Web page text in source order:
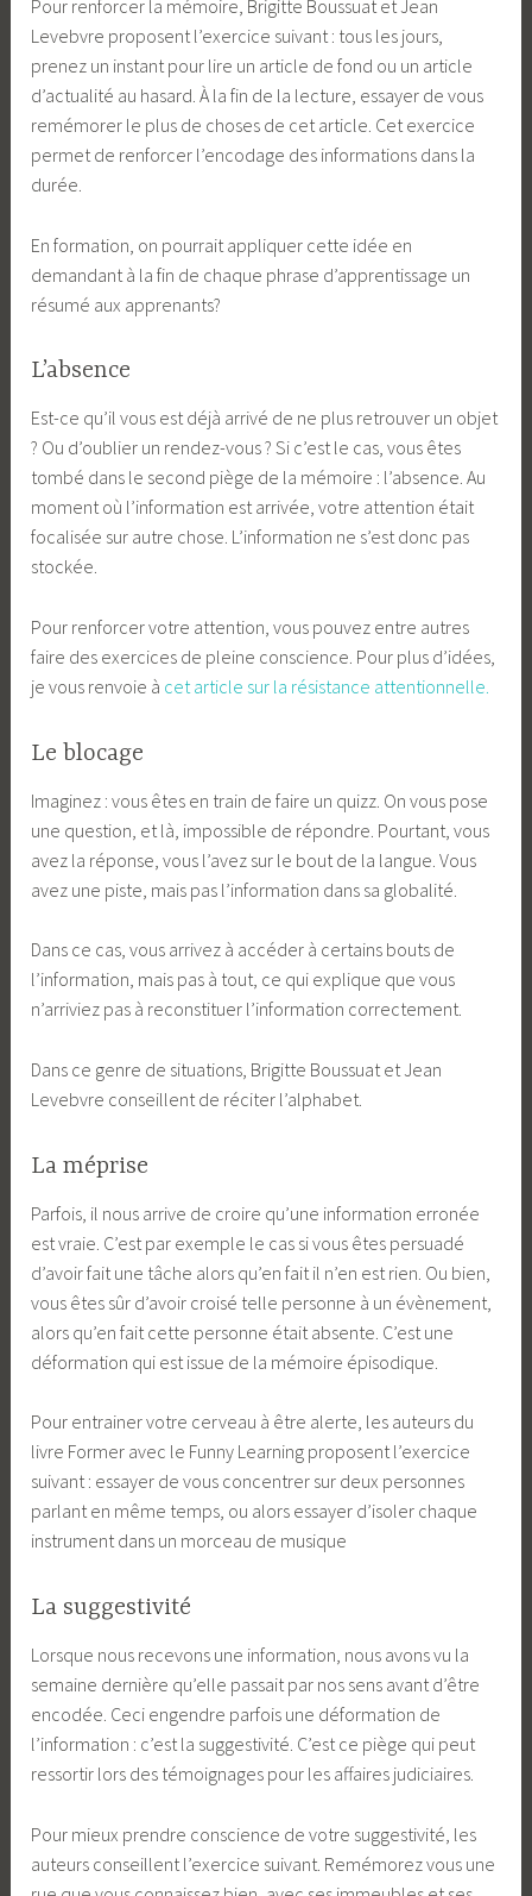
Pour renforcer la mémoire, Brigitte Boussuat et Jean
Levebvre proposent l’exercice suivant : tous les jours,
prenez un instant pour lire un article de fond ou un article
d’actualité au hasard. À la fin de la lecture, essayer de vous
remémorer le plus de choses de cet article. Cet exercice
permet de renforcer l’encodage des informations dans la
durée.
En formation, on pourrait appliquer cette idée en
demandant à la fin de chaque phrase d’apprentissage un
résumé aux apprenants?
L’absence
Est-ce qu’il vous est déjà arrivé de ne plus retrouver un objet
? Ou d’oublier un rendez-vous ? Si c’est le cas, vous êtes
tombé dans le second piège de la mémoire : l’absence. Au
moment où l’information est arrivée, votre attention était
focalisée sur autre chose. L’information ne s’est donc pas
stockée.
Pour renforcer votre attention, vous pouvez entre autres
faire des exercices de pleine conscience. Pour plus d’idées,
je vous renvoie à cet article sur la résistance attentionnelle.
Le blocage
Imaginez : vous êtes en train de faire un quizz. On vous pose
une question, et là, impossible de répondre. Pourtant, vous
avez la réponse, vous l’avez sur le bout de la langue. Vous
avez une piste, mais pas l’information dans sa globalité.
Dans ce cas, vous arrivez à accéder à certains bouts de
l’information, mais pas à tout, ce qui explique que vous
n’arriviez pas à reconstituer l’information correctement.
Dans ce genre de situations, Brigitte Boussuat et Jean
Levebvre conseillent de réciter l’alphabet.
La méprise
Parfois, il nous arrive de croire qu’une information erronée
est vraie. C’est par exemple le cas si vous êtes persuadé
d’avoir fait une tâche alors qu’en fait il n’en est rien. Ou bien,
vous êtes sûr d’avoir croisé telle personne à un évènement,
alors qu’en fait cette personne était absente. C’est une
déformation qui est issue de la mémoire épisodique.
Pour entrainer votre cerveau à être alerte, les auteurs du
livre Former avec le Funny Learning proposent l’exercice
suivant : essayer de vous concentrer sur deux personnes
parlant en même temps, ou alors essayer d’isoler chaque
instrument dans un morceau de musique
La suggestivité
Lorsque nous recevons une information, nous avons vu la
semaine dernière qu’elle passait par nos sens avant d’être
encodée. Ceci engendre parfois une déformation de
l’information : c’est la suggestivité. C’est ce piège qui peut
ressortir lors des témoignages pour les affaires judiciaires.
Pour mieux prendre conscience de votre suggestivité, les
auteurs conseillent l’exercice suivant. Remémorez vous une